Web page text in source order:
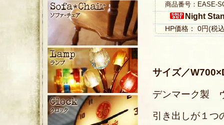
商品番号：EASE-
Night
HP価格： 0円(税
サイズ／
デンマーク製
引き出しが１つ